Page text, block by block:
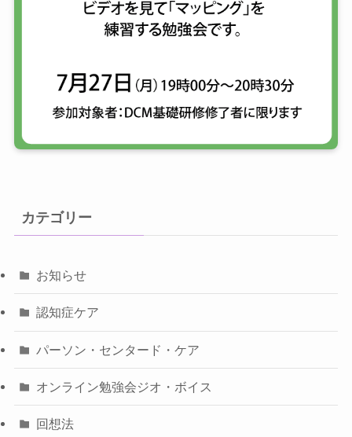
カテゴリー
お知らせ
認知症ケア
パーソン・センタード・ケア
オンライン勉強会ジオ・ボイス
回想法